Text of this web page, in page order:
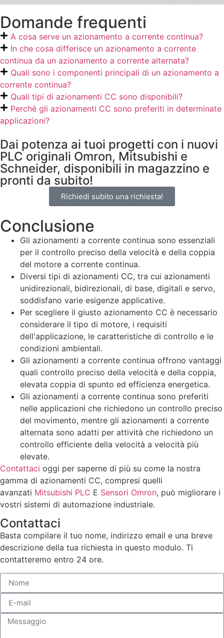
Domande frequenti
A cosa serve un azionamento a corrente continua?
In che cosa differisce un azionamento a corrente
continua da un azionamento a corrente alternata?
Quali sono i componenti principali di un azionamento a
corrente continua?
Quali tipi di azionamenti CC sono disponibili?
Perché gli azionamenti CC sono preferiti in determinate
applicazioni?
Dai potenza ai tuoi progetti con i nuovi
PLC originali Omron, Mitsubishi e
Schneider, disponibili in magazzino e
pronti da subito!
Richiedi subito una richiesta!
Conclusione
Gli azionamenti a corrente continua sono essenziali
per il controllo preciso della velocità e della coppia
del motore a corrente continua.
Diversi tipi di azionamenti CC, tra cui azionamenti
unidirezionali, bidirezionali, di base, digitali e servo,
soddisfano varie esigenze applicative.
Per scegliere il giusto azionamento CC è necessario
considerare il tipo di motore, i requisiti
dell'applicazione, le caratteristiche di controllo e le
condizioni ambientali.
Gli azionamenti a corrente continua offrono vantaggi
quali controllo preciso della velocità e della coppia,
elevata coppia di spunto ed efficienza energetica.
Gli azionamenti a corrente continua sono preferiti
nelle applicazioni che richiedono un controllo preciso
del movimento, mentre gli azionamenti a corrente
alternata sono adatti per attività che richiedono un
controllo efficiente della velocità a velocità più
elevate.
Contattaci oggi per saperne di più su come la nostra
gamma di azionamenti CC, compresi quelli
avanzati Mitsubishi PLC E Sensori Omron, può migliorare i
vostri sistemi di automazione industriale.
Contattaci
Basta compilare il tuo nome, indirizzo email e una breve
descrizione della tua richiesta in questo modulo. Ti
contatteremo entro 24 ore.